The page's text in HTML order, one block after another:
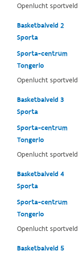
Openlucht sportveld
Basketbalveld 2
Sporta
Sporta-centrum
Tongerlo
Openlucht sportveld
Basketbalveld 3
Sporta
Sporta-centrum
Tongerlo
Openlucht sportveld
Basketbalveld 4
Sporta
Sporta-centrum
Tongerlo
Openlucht sportveld
Basketbalveld 5